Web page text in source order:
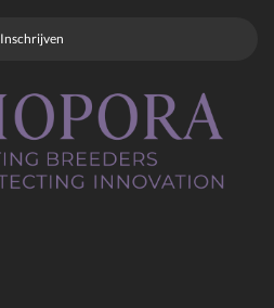
Inschrijven